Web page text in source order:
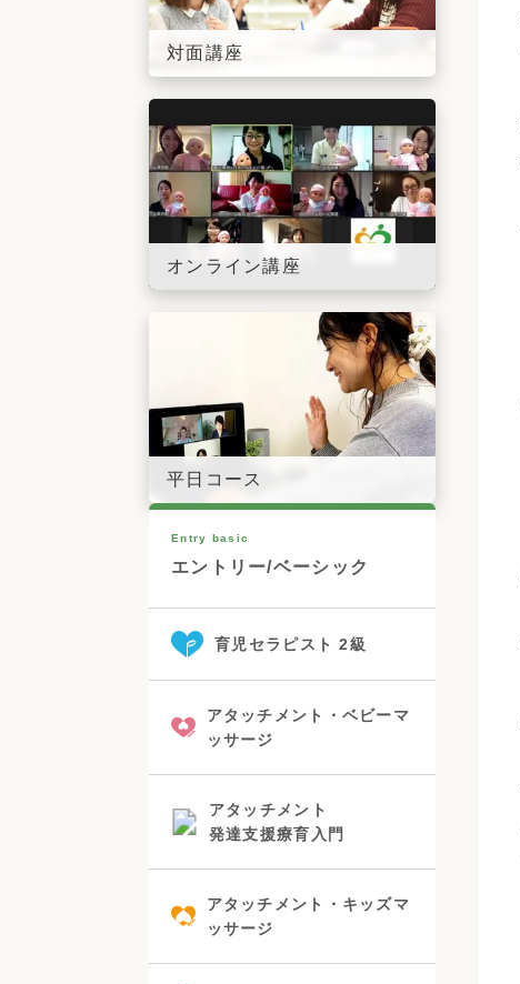
対面講座
オンライン講座
平日コース
Entry basic
エントリー/ベーシック
育児セラピスト 2級
アタッチメント・ベビーマ
ッサージ
アタッチメント
発達支援療育入門
アタッチメント・キッズマ
ッサージ